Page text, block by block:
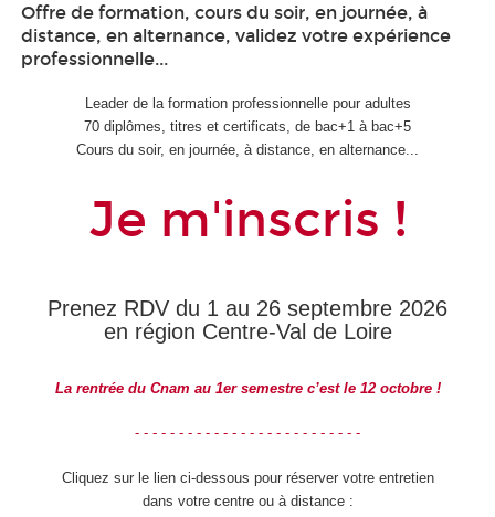
Offre de formation, cours du soir, en journée, à
distance, en alternance, validez votre expérience
professionnelle...
Leader de la formation professionnelle pour adultes
70 diplômes, titres et certificats, de bac+1 à bac+5
Cours du soir, en journée, à distance, en alternance...
Je m'inscris !
Prenez RDV du 1 au 26 septembre 2026
en région Centre-Val de Loire
La rentrée du Cnam au 1er semestre c’est le 12 octobre !
- - - - - - - - - - - - - - - - - - - - - - - - - -
Cliquez sur le lien ci-dessous pour réserver votre entretien
dans votre centre ou à distance :